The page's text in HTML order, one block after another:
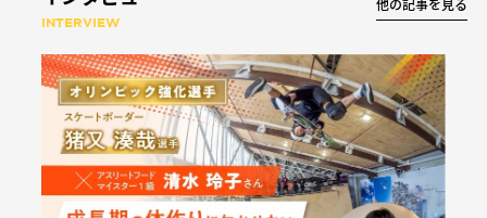
INTERVIEW
他の記事を見る